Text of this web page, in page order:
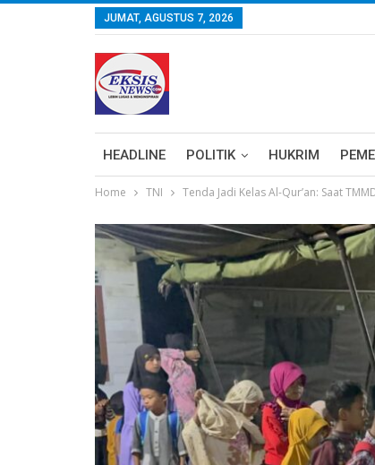
JUMAT, AGUSTUS 7, 2026
HEADLINE POLITIK HUKRIM
Home TNI Tenda Jadi Kelas Al-Qur’an: Saat